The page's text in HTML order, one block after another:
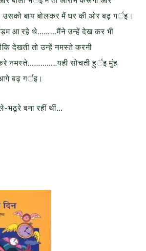
उसको बाय बोलकर मैं घर की ओर बढ़ गर्इ।
आ रहे थे………मैंने उन्हें देख कर भी
देखती तो उन्हें नमस्ते करनी
नमस्ते…………..यही सोचती हुर्इ मुंह
बढ़ गर्इ।
भठूरे बना रहीं थीं…